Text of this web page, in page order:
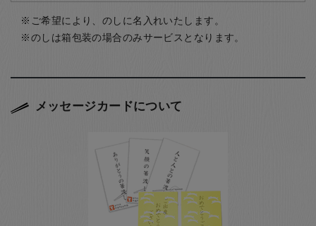
ご希望により、のしに名入れいたします。
のしは箱包装の場合のみサービスとなります。
メッセージカードについて